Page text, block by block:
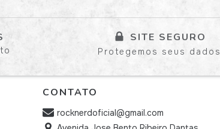
SITE SEGURO
Protegemos seus dados
CONTATO
rocknerdoficial@gmail.com